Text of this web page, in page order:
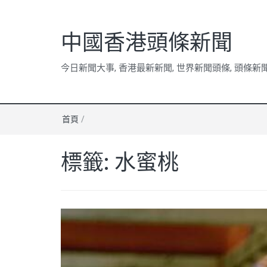
中國香港頭條新聞
今日新聞大事, 香港最新新聞, 世界新聞頭條, 頭條新
首頁 /
標籤: 水蜜桃